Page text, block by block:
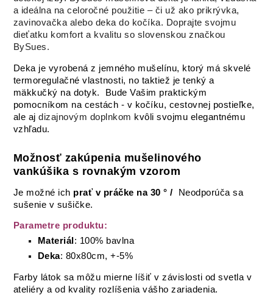
a ideálna na celoročné použitie – či už ako prikrývka,
zavinovačka alebo deka do kočíka. Doprajte svojmu
dieťatku komfort a kvalitu so slovenskou značkou
BySues.
Deka je vyrobená z jemného mušelínu, ktorý má skvelé
termoregulačné vlastnosti, no taktiež je tenký a
mäkkučký na dotyk. Bude Vašim praktickým
pomocníkom na cestách - v kočíku, cestovnej postieľke,
ale ajdizajnovým doplnkom kvôli svojmu elegantnému
vzhľadu.
Možnosť zakúpenia mušelinového
vankúšika s rovnakým vzorom
Je možné ich prať v práčke na 30 ° /
Neodporúča sa
sušenie v sušičke.
Parametre produktu:
Materiál : 100% bavlna
Deka: 80x80cm, +-5%
Farby látok sa môžu mierne líšiť v závislosti od svetla v
ateliéry a od kvality rozlíšenia vášho zariadenia.